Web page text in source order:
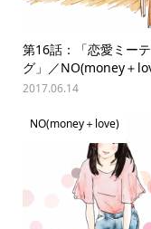
第16話：「恋愛ミー
グ」／NO(money＋
2017.06.14
NO(money＋love)